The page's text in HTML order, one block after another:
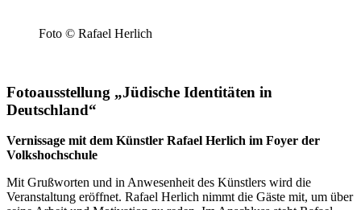
Foto © Rafael Herlich
Fotoausstellung „Jüdische Identitäten in
Deutschland“
Vernissage mit dem Künstler Rafael Herlich im Foyer der
Volkshochschule
Mit Grußworten und in Anwesenheit des Künstlers wird die
Veranstaltung eröffnet. Rafael Herlich nimmt die Gäste mit, um über